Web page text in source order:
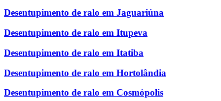
Desentupimento de ralo em Jaguariúna
Desentupimento de ralo em Itupeva
Desentupimento de ralo em Itatiba
Desentupimento de ralo em Hortolândia
Desentupimento de ralo em Cosmópolis